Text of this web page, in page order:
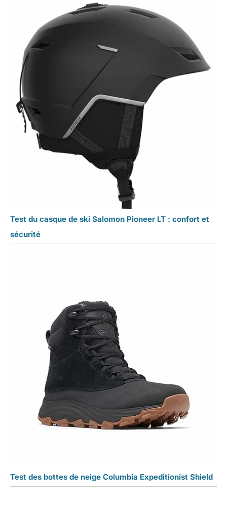
Test du casque de ski Salomon Pioneer LT : confort et
sécurité
Test des bottes de neige Columbia Expeditionist Shield